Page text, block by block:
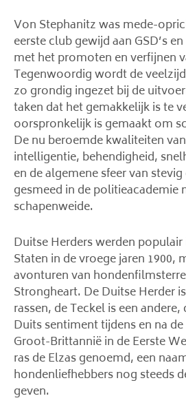
Von Stephanitz was mede-
eerste club gewijd aan GSD’s
met het promoten en verfijnen
Tegenwoordig wordt de
zo grondig ingezet bij de
taken dat het gemakkelijk is te
oorspronkelijk is gemaakt om
De nu beroemde kwaliteiten
intelligentie, behendigheid,
en de algemene sfeer van
gesmeed in de politieacademie
schapenweide.
Duitse Herders werden
Staten in de vroege jaren 1900,
avonturen van
Strongheart. De Duitse Herder
rassen, de Teckel is een
Duits sentiment tijdens en na
Groot-Brittannië in de Eerste
ras de Elzas genoemd, een
hondenliefhebbers nog steeds
geven.